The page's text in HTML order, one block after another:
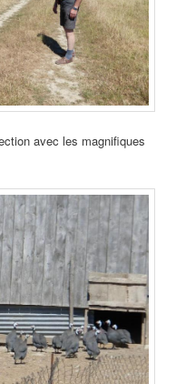
avec les magnifiques